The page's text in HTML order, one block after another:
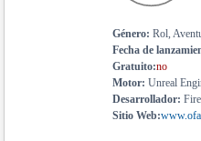
Género: Rol,
Fecha de
Gratuito:no
Motor: Unreal
Desarrollador:
Sitio Web: